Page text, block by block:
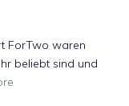
ForTwo waren
beliebt sind und